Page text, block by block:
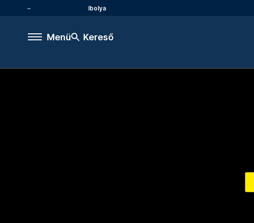
Ibolya
Menü Kereső